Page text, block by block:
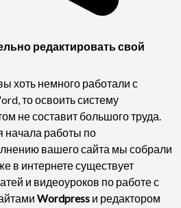
редактировать свой
хоть немного работали с
то освоить систему
не составит большого труда.
начала работы по
вашего сайта мы собрали
в интернете существует
и видеоуроков по работе с
Wordpress и редактором